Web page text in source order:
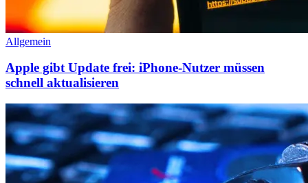
Allgemein
Apple gibt Update frei: iPhone-Nutzer müssen
schnell aktualisieren